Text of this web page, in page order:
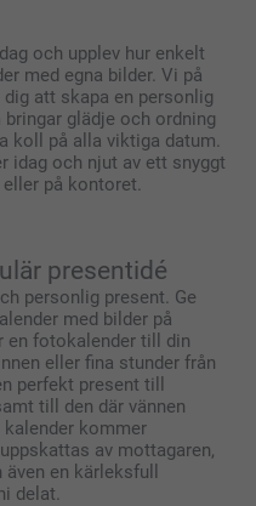
och upplev hur enkelt
med egna bilder. Vi på
att skapa en personlig
glädje och ordning
koll på alla viktiga datum.
idag och njut av ett snyggt
på kontoret.
presentidé
personlig present. Ge
med bilder på
en fotokalender till din
eller fina stunder från
perfekt present till
till den där vännen
kommer
av mottagaren,
en kärleksfull
delat.